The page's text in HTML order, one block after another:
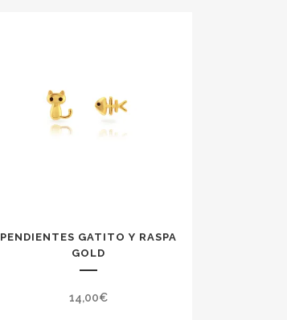
PENDIENTES GATITO Y RASPA
GOLD
14,00€